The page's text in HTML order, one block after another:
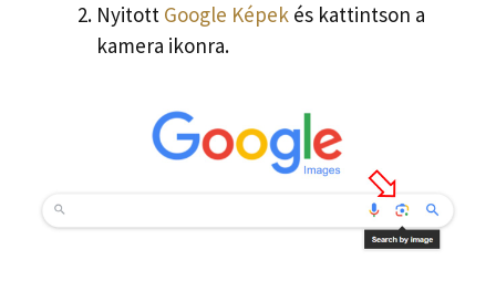
Nyitott Google Képek és kattintson a
kamera ikonra.